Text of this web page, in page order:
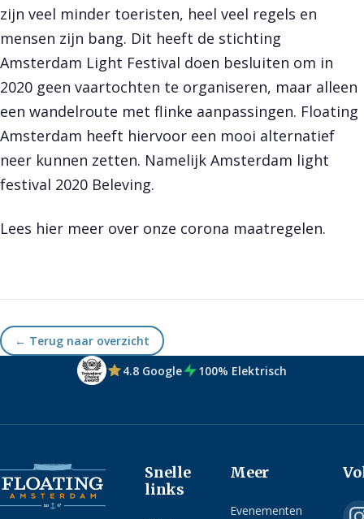
zijn veel minder toeristen, heel veel regels en
mensen zijn bang. Dit heeft de stichting
Amsterdam Light Festival doen besluiten om in
2020 geen vaartochten te organiseren, maar alleen
een wandelroute met flinke aanpassingen. Floating
Amsterdam heeft hiervoor een mooi alternatief
neer kunnen zetten. Namelijk Amsterdam light
festival 2020 Beleving.
Lees hier meer over onze corona maatregelen.
← Terug naar overzicht
4.8 Google
100% Elektrisch
Snelle
links
Meer
Evenementen